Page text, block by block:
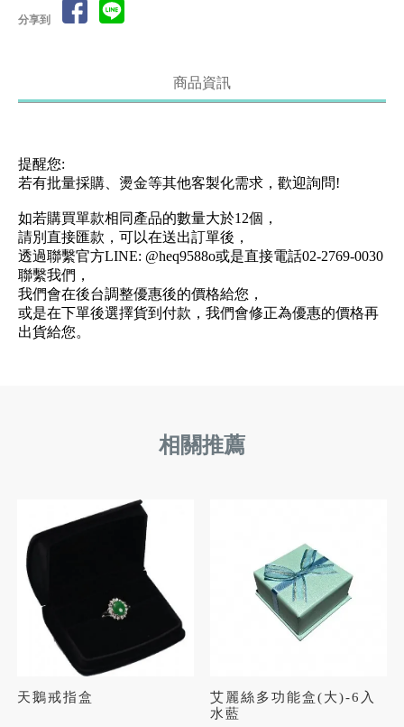
分享到
商品資訊
提醒您:
若有批量採購、燙金等其他客製化需求，歡迎詢問!
如若購買單款相同產品的數量大於12個，
請別直接匯款，可以在送出訂單後，
透過聯繫官方LINE: @heq9588o或是直接電話02-2769-0030
聯繫我們，
我們會在後台調整優惠後的價格給您，
或是在下單後選擇貨到付款，我們會修正為優惠的價格再
出貨給您。
天鵝戒指盒
艾麗絲多功能盒(大)-6入
水藍